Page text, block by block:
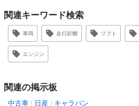
関連キーワード検索
車両 走行距離 リフト
エンジン
関連の掲示板
中古車 日産 キャラバン